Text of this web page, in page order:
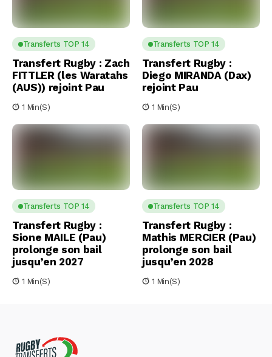
Transferts TOP 14
Transfert Rugby : Zach
FITTLER (les Waratahs
(AUS)) rejoint Pau
1 Min(s)
Transferts TOP 14
Transfert Rugby :
Diego MIRANDA (Dax)
rejoint Pau
1 Min(s)
Transferts TOP 14
Transfert Rugby :
Sione MAILE (Pau)
prolonge son bail
jusqu’en 2027
1 Min(s)
Transferts TOP 14
Transfert Rugby :
Mathis MERCIER (Pau)
prolonge son bail
jusqu’en 2028
1 Min(s)